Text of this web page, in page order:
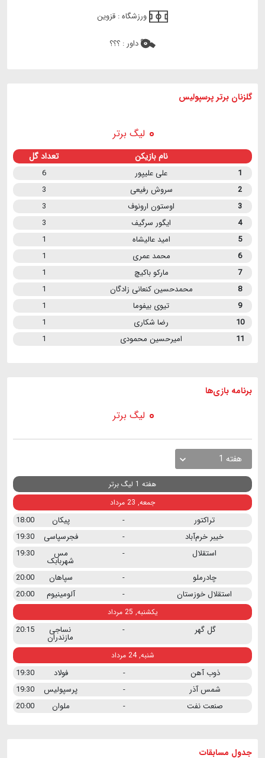
ورزشگاه : قزوین
داور : ؟؟؟
گلزنان برتر پرسپولیس
لیگ برتر
نام بازیکن تعداد گل
1 علی علیپور
6
2
سروش رفیعی
3
3
اوستون ارونوف
3
4
ایگور سرگیف
3
5
امید عالیشاه
1
6
محمد عمری
1
7
مارکو باکیچ
1
8
محمدحسین کنعانی زادگان
1
9
تیوی بیفوما
1
10
رضا شکاری
1
11
امیرحسین محمودی 1
برنامه بازی ها
لیگ برتر
هفته 1
هفته 1 لیگ برتر
جمعه, 23 مرداد
تراکتور - پیکان
18:00
خیبر خرم‌آباد
- فجرسپاسی
19:30
استقلال
- مس
شهربابک
19:30
چادرملو
- سپاهان
20:00
استقلال خوزستان
- آلومینیوم 20:00
یکشنبه, 25 مرداد
گل گهر - نساجی
مازندران
20:15
شنبه, 24 مرداد
ذوب آهن - فولاد
19:30
شمس آذر
- پرسپولیس
19:30
صنعت نفت
- ملوان 20:00
جدول مسابقات